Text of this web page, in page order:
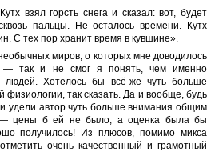
взял горсть снега и сказал: вот, будет
пальцы. Не осталось времени. Кутх
С тех пор хранит время в кувшине».
миров, о которых мне доводилось
— так и не смог я понять, чем именно
людей. Хотелось бы всё-же чуть больше
физиологии, так сказать. Да и вообще, будь
удели автор чуть больше внимания общим
— цены б ей не было, а оценка была бы
получилось! Из плюсов, помимо микса
очень качественный и грамотный